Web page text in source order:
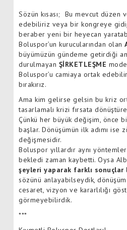
Sözün kısası; Bu mevcut düzen
edebiliriz veya bir kongreye
beraber yeni bir heyecan
Boluspor’un kurucularından olan
büyümüzün gündeme getirdiği
durulmayan ŞİRKETLEŞME
Boluspor’u camiaya ortak
bırakırız.
Ama kim gelirse gelsin bu kriz
tasarlamalı krizi fırsata
Çünkü her büyük değişim, önce
başlar. Dönüşümün ilk adımı ise
değişmesidir.
Boluspor yıllardır aynı
bekledi zaman kaybetti. Oysa
şeyleri yaparak farklı
sözünü anlayabilseydik,
cesaret, vizyon ve kararlılığı
görmeyebilirdik.
***